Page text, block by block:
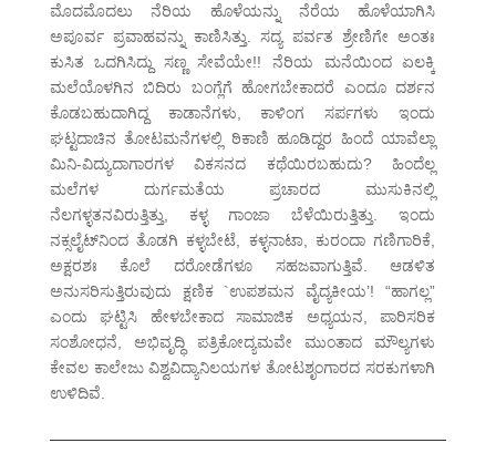
ಮೊದಮೊದಲು ನೆರಿಯ ಹೊಳೆಯನ್ನು ನೆರೆಯ ಹೊಳೆಯಾಗಿಸಿ
ಅಪೂರ್ವ ಪ್ರವಾಹವನ್ನು ಕಾಣಿಸಿತ್ತು. ಸದ್ಯ ಪರ್ವತ ಶ್ರೇಣಿಗೇ ಅಂತಃ
ಕುಸಿತ ಒದಗಿಸಿದ್ದು ಸಣ್ಣ ಸೇವೆಯೇ!! ನೆರಿಯ ಮನೆಯಿಂದ ಏಲಕ್ಕಿ
ಮಲೆಯೊಳಗಿನ ಬಿದಿರು ಬಂಗ್ಲೆಗೆ ಹೋಗಬೇಕಾದರೆ ಎಂದೂ ದರ್ಶನ
ಕೊಡಬಹುದಾಗಿದ್ದ ಕಾಡಾನೆಗಳು, ಕಾಳಿಂಗ ಸರ್ಪಗಳು ಇಂದು
ಘಟ್ಟದಾಚಿನ ತೋಟಮನೆಗಳಲ್ಲಿ ಠಿಕಾಣಿ ಹೂಡಿದ್ದರ ಹಿಂದೆ ಯಾವೆಲ್ಲಾ
ಮಿನಿ-ವಿದ್ಯುದಾಗಾರಗಳ ವಿಕಸನದ ಕಥೆಯಿರಬಹುದು? ಹಿಂದೆಲ್ಲ
ಮಲೆಗಳ ದುರ್ಗಮತೆಯ ಪ್ರಚಾರದ ಮುಸುಕಿನಲ್ಲಿ
ನೆಲಗಳ್ಳತನವಿರುತ್ತಿತ್ತು, ಕಳ್ಳ ಗಾಂಜಾ ಬೆಳೆಯಿರುತ್ತಿತ್ತು. ಇಂದು
ನಕ್ಸಲೈಟ್‌ನಿಂದ ತೊಡಗಿ ಕಳ್ಳಬೇಟೆ, ಕಳ್ಳನಾಟಾ, ಕುರಂದಾ ಗಣಿಗಾರಿಕೆ,
ಅಕ್ಷರಶಃ ಕೊಲೆ ದರೋಡೆಗಳೂ ಸಹಜವಾಗುತ್ತಿವೆ. ಆಡಳಿತ
ಅನುಸರಿಸುತ್ತಿರುವುದು ಕ್ಷಣಿಕ `ಉಪಶಮನ ವೈದ್ಯಕೀಯ’! “ಹಾಗಲ್ಲ”
ಎಂದು ಘಟ್ಟಿಸಿ ಹೇಳಬೇಕಾದ ಸಾಮಾಜಿಕ ಅಧ್ಯಯನ, ಪಾರಿಸರಿಕ
ಸಂಶೋಧನೆ, ಅಭಿವೃದ್ಧಿ ಪತ್ರಿಕೋದ್ಯಮವೇ ಮುಂತಾದ ಮೌಲ್ಯಗಳು
ಕೇವಲ ಕಾಲೇಜು ವಿಶ್ವವಿದ್ಯಾನಿಲಯಗಳ ತೋಟಶೃಂಗಾರದ ಸರಕುಗಳಾಗಿ
ಉಳಿದಿವೆ.